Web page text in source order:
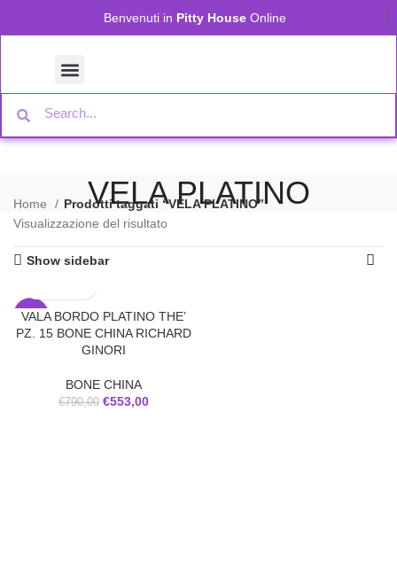
Benvenuti in Pitty House Online
VELA PLATINO
Home
Prodotti taggati “VELA PLATINO”
Visualizzazione del risultato
Show sidebar
-30%
VALA BORDO PLATINO THE’
PZ. 15 BONE CHINA RICHARD
GINORI
BONE CHINA
€790,00 €553,00